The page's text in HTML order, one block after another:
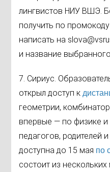
лингвистов НИУ ВШЭ.
получить по
написать на
и название
7. Сириус.
открыл доступ к
геометрии,
впервые — по физике и
педагогов, родителей
доступна до 15 мая по
состоит из нескольких